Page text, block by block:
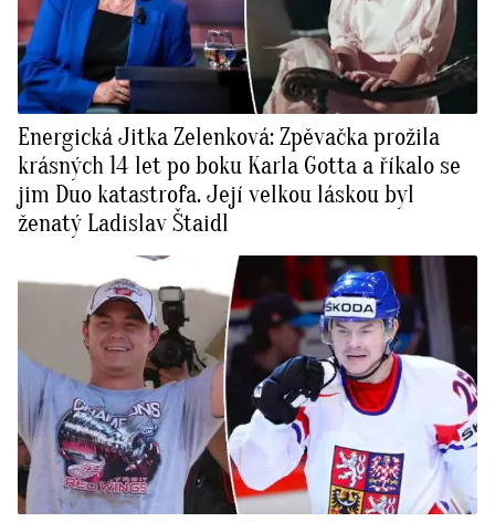
Energická Jitka Zelenková: Zpěvačka prožila
krásných 14 let po boku Karla Gotta a říkalo se
jim Duo katastrofa. Její velkou láskou byl
ženatý Ladislav Štaidl